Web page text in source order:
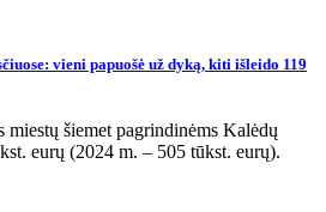
vieni papuošė už dyką, kiti išleido 119
šiemet pagrindinėms Kalėdų
eurų (2024 m. – 505 tūkst. eurų).